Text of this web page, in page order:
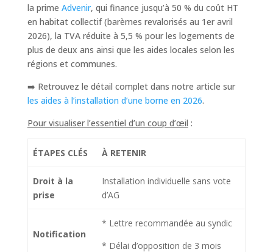
la prime Advenir, qui finance jusqu’à 50 % du coût HT
en habitat collectif (barèmes revalorisés au 1er avril
2026), la TVA réduite à 5,5 % pour les logements de
plus de deux ans ainsi que les aides locales selon les
régions et communes.
➡️ Retrouvez le détail complet dans notre article sur
les aides à l’installation d’une borne en 2026.
Pour visualiser l’essentiel d’un coup d’œil :
ÉTAPES CLÉS À RETENIR
Droit à la
prise
Installation individuelle sans vote
d’AG
Notification
* Lettre recommandée au syndic
* Délai d’opposition de 3 mois